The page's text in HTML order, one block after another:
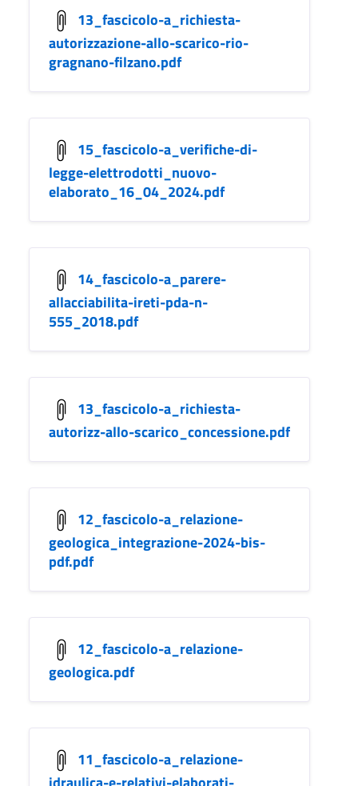
13_fascicolo-a_richiesta-
autorizzazione-allo-scarico-rio-
gragnano-filzano.pdf
15_fascicolo-a_verifiche-di-
legge-elettrodotti_nuovo-
elaborato_16_04_2024.pdf
14_fascicolo-a_parere-
allacciabilita-ireti-pda-n-
555_2018.pdf
13_fascicolo-a_richiesta-
autorizz-allo-scarico_concessione.pdf
12_fascicolo-a_relazione-
geologica_integrazione-2024-bis-
pdf.pdf
12_fascicolo-a_relazione-
geologica.pdf
11_fascicolo-a_relazione-